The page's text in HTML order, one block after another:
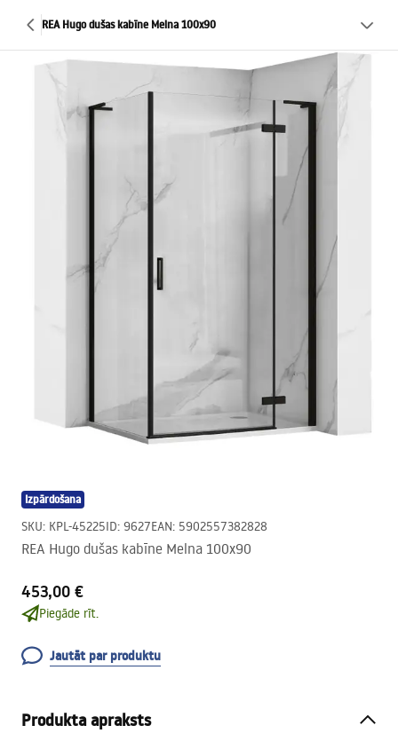
REA Hugo dušas kabīne Melna 100x90
Izpārdošana
SKU: KPL-45225ID: 9627EAN: 5902557382828
REA Hugo dušas kabīne Melna 100x90
453,00 €
Piegāde rīt.
Jautāt par produktu
Produkta apraksts